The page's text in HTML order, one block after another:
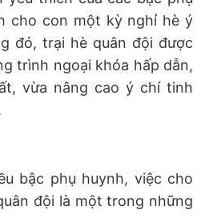
cho con một kỳ nghỉ hè ý
đó, trại hè quân đội được
trình ngoại khóa hấp dẫn,
vừa nâng cao ý chí tinh
bậc phụ huynh, việc cho
đội là một trong những